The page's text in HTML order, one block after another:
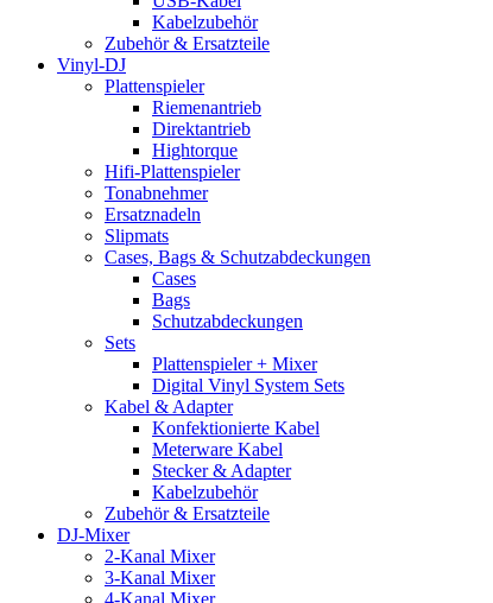
Kabelzubehör
Zubehör & Ersatzteile
Vinyl-DJ
Plattenspieler
Riemenantrieb
Direktantrieb
Hightorque
Hifi-Plattenspieler
Tonabnehmer
Ersatznadeln
Slipmats
Cases, Bags & Schutzabdeckungen
Cases
Bags
Schutzabdeckungen
Sets
Plattenspieler + Mixer
Digital Vinyl System Sets
Kabel & Adapter
Konfektionierte Kabel
Meterware Kabel
Stecker & Adapter
Kabelzubehör
Zubehör & Ersatzteile
DJ-Mixer
2-Kanal Mixer
3-Kanal Mixer
4-Kanal Mixer